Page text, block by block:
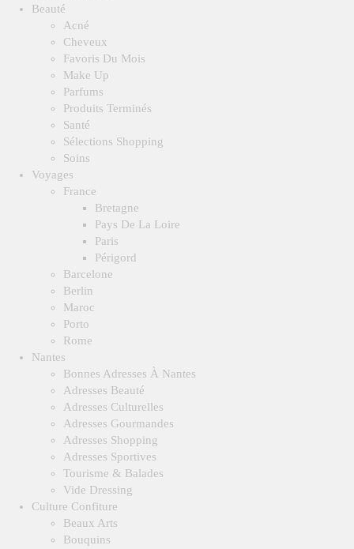
Beauté
Acné
Cheveux
Favoris Du Mois
Make Up
Parfums
Produits Terminés
Santé
Sélections Shopping
Soins
Voyages
France
Bretagne
Pays De La Loire
Paris
Périgord
Barcelone
Berlin
Maroc
Porto
Rome
Nantes
Bonnes Adresses À Nantes
Adresses Beauté
Adresses Culturelles
Adresses Gourmandes
Adresses Shopping
Adresses Sportives
Tourisme & Balades
Vide Dressing
Culture Confiture
Beaux Arts
Bouquins